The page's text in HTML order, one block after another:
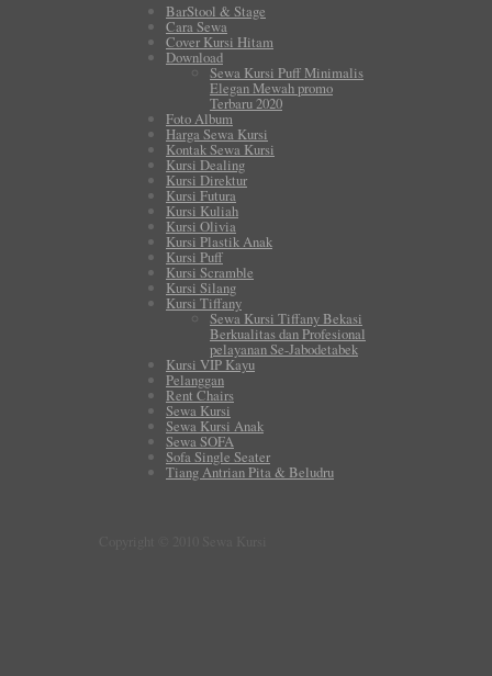
BarStool & Stage
Cara Sewa
Cover Kursi Hitam
Download
Sewa Kursi Puff Minimalis
Elegan Mewah promo
Terbaru 2020
Foto Album
Harga Sewa Kursi
Kontak Sewa Kursi
Kursi Dealing
Kursi Direktur
Kursi Futura
Kursi Kuliah
Kursi Olivia
Kursi Plastik Anak
Kursi Puff
Kursi Scramble
Kursi Silang
Kursi Tiffany
Sewa Kursi Tiffany Bekasi
Berkualitas dan Profesional
pelayanan Se-Jabodetabek
Kursi VIP Kayu
Pelanggan
Rent Chairs
Sewa Kursi
Sewa Kursi Anak
Sewa SOFA
Sofa Single Seater
Tiang Antrian Pita & Beludru